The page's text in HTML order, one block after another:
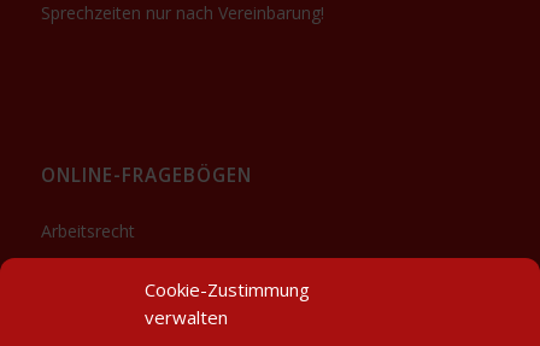
Cookie-Zustimmung
verwalten
Sprechzeiten nur nach Vereinbarung!
ONLINE-FRAGEBÖGEN
Arbeitsrecht